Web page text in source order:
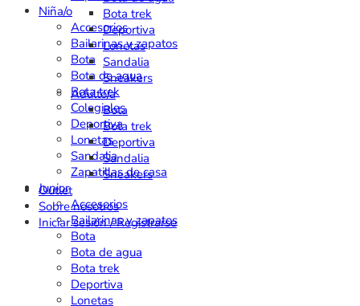
Niña/o
Accesorios
Bailarinas y zapatos
Bota
Bota de agua
Bota trek
Colegiales
Deportiva
Lonetas
Sandalia
Zapatillas de casa
Junior
Accesorios
Bailarinas y zapatos
Bota
Bota de agua
Bota trek
Deportiva
Lonetas
Bota trek
Deportiva
Lonetas
Sandalia
Sneakers
Adulto/a
Bota
Bota trek
Deportiva
Sandalia
Sneakers
Outlet
Sobre nosotros
Iniciar sesión / Registrarse